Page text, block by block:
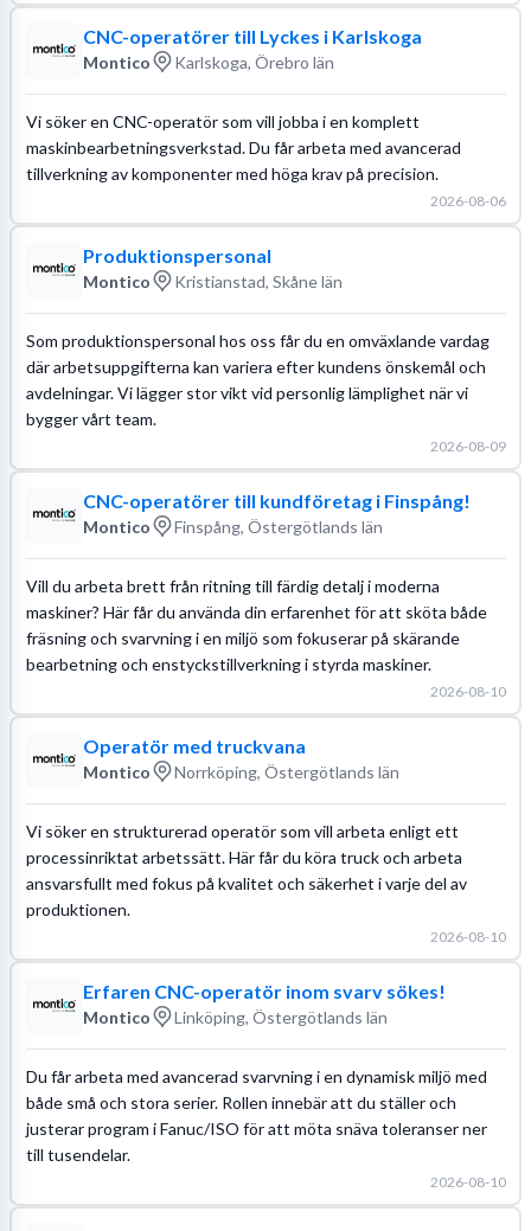
CNC-operatörer till Lyckes i Karlskoga
Montico Karlskoga, Örebro län
Vi söker en CNC-operatör som vill jobba i en komplett
maskinbearbetningsverkstad. Du får arbeta med avancerad
tillverkning av komponenter med höga krav på precision.
2026-08-06
Produktionspersonal
Montico Kristianstad, Skåne län
Som produktionspersonal hos oss får du en omväxlande vardag
där arbetsuppgifterna kan variera efter kundens önskemål och
avdelningar. Vi lägger stor vikt vid personlig lämplighet när vi
bygger vårt team.
2026-08-09
CNC-operatörer till kundföretag i Finspång!
Montico Finspång, Östergötlands län
Vill du arbeta brett från ritning till färdig detalj i moderna
maskiner? Här får du använda din erfarenhet för att sköta både
fräsning och svarvning i en miljö som fokuserar på skärande
bearbetning och enstyckstillverkning i styrda maskiner.
2026-08-10
Operatör med truckvana
Montico Norrköping, Östergötlands län
Vi söker en strukturerad operatör som vill arbeta enligt ett
processinriktat arbetssätt. Här får du köra truck och arbeta
ansvarsfullt med fokus på kvalitet och säkerhet i varje del av
produktionen.
2026-08-10
Erfaren CNC-operatör inom svarv sökes!
Montico Linköping, Östergötlands län
Du får arbeta med avancerad svarvning i en dynamisk miljö med
både små och stora serier. Rollen innebär att du ställer och
justerar program i Fanuc/ISO för att möta snäva toleranser ner
till tusendelar.
2026-08-10